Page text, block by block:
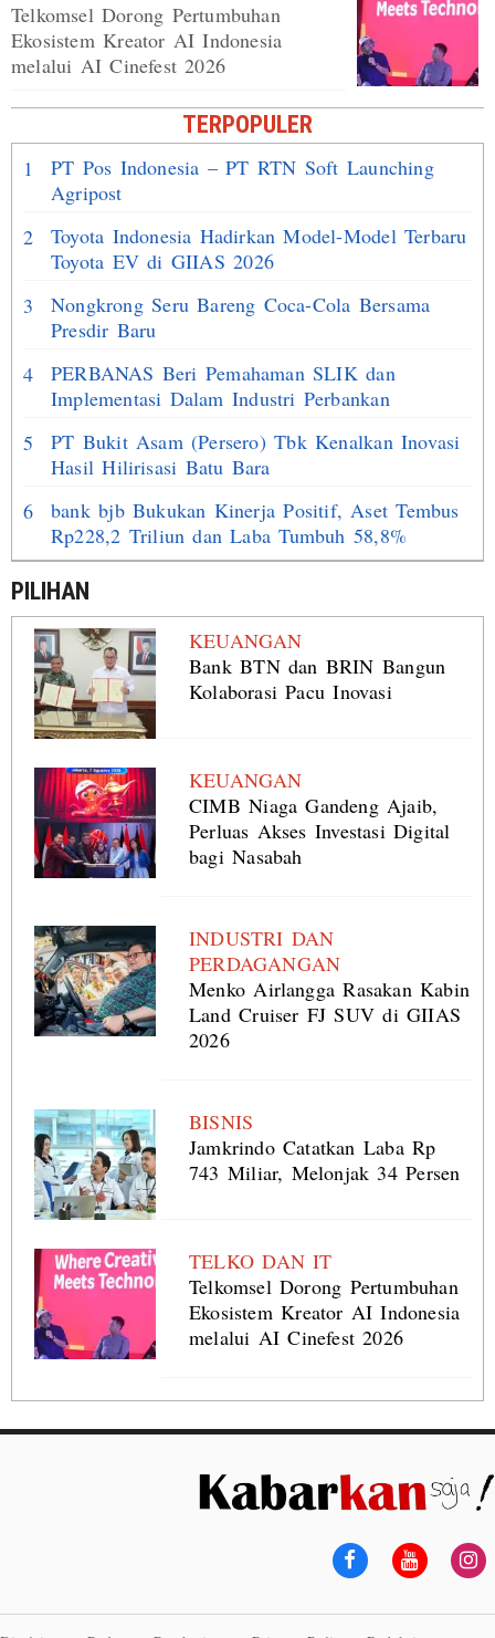
Telkomsel Dorong Pertumbuhan
Ekosistem Kreator AI Indonesia
melalui AI Cinefest 2026
TERPOPULER
1
PT Pos Indonesia – PT RTN Soft Launching
Agripost
2
Toyota Indonesia Hadirkan Model-Model Terbaru
Toyota EV di GIIAS 2026
3
Nongkrong Seru Bareng Coca-Cola Bersama
Presdir Baru
4
PERBANAS Beri Pemahaman SLIK dan
Implementasi Dalam Industri Perbankan
5
PT Bukit Asam (Persero) Tbk Kenalkan Inovasi
Hasil Hilirisasi Batu Bara
6
bank bjb Bukukan Kinerja Positif, Aset Tembus
Rp228,2 Triliun dan Laba Tumbuh 58,8%
PILIHAN
KEUANGAN
Bank BTN dan BRIN Bangun
Kolaborasi Pacu Inovasi
KEUANGAN
CIMB Niaga Gandeng Ajaib,
Perluas Akses Investasi Digital
bagi Nasabah
INDUSTRI DAN
PERDAGANGAN
Menko Airlangga Rasakan Kabin
Land Cruiser FJ SUV di GIIAS
2026
BISNIS
Jamkrindo Catatkan Laba Rp
743 Miliar, Melonjak 34 Persen
TELKO DAN IT
Telkomsel Dorong Pertumbuhan
Ekosistem Kreator AI Indonesia
melalui AI Cinefest 2026